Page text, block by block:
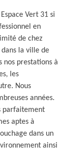
Vert 31 si
en
de chez
la ville de
nos prestations à
les
Nous
années.
parfaitement
aptes à
dans un
ainsi